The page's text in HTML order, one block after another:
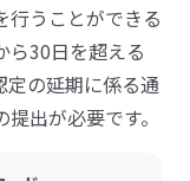
行うことができる
ら30日を超える
の延期に係る通
出が必要です。